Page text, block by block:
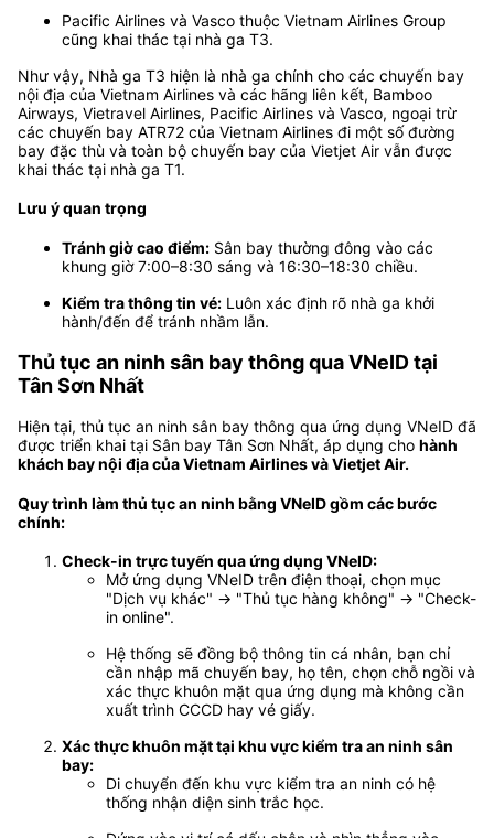
Pacific Airlines và Vasco thuộc Vietnam Airlines Group
cũng khai thác tại nhà ga T3.
Như vậy, Nhà ga T3 hiện là nhà ga chính cho các chuyến bay
nội địa của Vietnam Airlines và các hãng liên kết, Bamboo
Airways, Vietravel Airlines, Pacific Airlines và Vasco, ngoại trừ
các chuyến bay ATR72 của Vietnam Airlines đi một số đường
bay đặc thù và toàn bộ chuyến bay của Vietjet Air vẫn được
khai thác tại nhà ga T1.
Lưu ý quan trọng
Tránh giờ cao điểm: Sân bay thường đông vào các
khung giờ 7:00–8:30 sáng và 16:30–18:30 chiều.
Kiểm tra thông tin vé: Luôn xác định rõ nhà ga khởi
hành/đến để tránh nhầm lẫn.
Thủ tục an ninh sân bay thông qua VNeID tại
Tân Sơn Nhất
Hiện tại, thủ tục an ninh sân bay thông qua ứng dụng VNeID đã
được triển khai tại Sân bay Tân Sơn Nhất, áp dụng cho hành
khách bay nội địa của Vietnam Airlines và Vietjet Air.
Quy trình làm thủ tục an ninh bằng VNeID gồm các bước
chính:
Check-in trực tuyến qua ứng dụng VNeID:
Mở ứng dụng VNeID trên điện thoại, chọn mục
"Dịch vụ khác" → "Thủ tục hàng không" → "Check-
in online".
Hệ thống sẽ đồng bộ thông tin cá nhân, bạn chỉ
cần nhập mã chuyến bay, họ tên, chọn chỗ ngồi và
xác thực khuôn mặt qua ứng dụng mà không cần
xuất trình CCCD hay vé giấy.
Xác thực khuôn mặt tại khu vực kiểm tra an ninh sân
bay:
Di chuyển đến khu vực kiểm tra an ninh có hệ
thống nhận diện sinh trắc học.